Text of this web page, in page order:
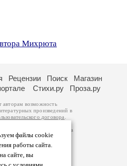
Михрюта
файлы cookie
работы сайта.
сайте, вы
Рецензии Поиск
Магазин
Стихи.ру Проза.ру
авторам возможность
произведений в
договора
принадлежат авторам
произведений возможна
которому вы можете
Ответственность за
самостоятельно на
законодательства